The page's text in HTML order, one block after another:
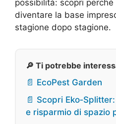
possibilità: scopri
diventare la base
stagione dopo stagione.
🔎 Ti potrebbe
📄 EcoPest Garden
📄 Scopri
e risparmio di spazio